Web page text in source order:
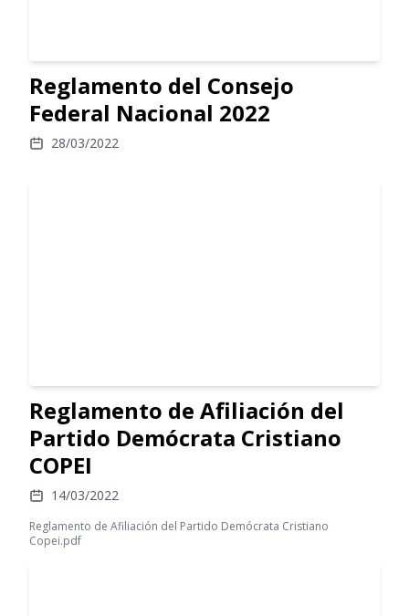
Reglamento del Consejo
Federal Nacional 2022
28/03/2022
Reglamento de Afiliación del
Partido Demócrata Cristiano
COPEI
14/03/2022
Reglamento de Afiliación del Partido Demócrata Cristiano
Copei.pdf